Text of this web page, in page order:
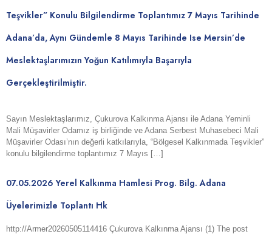
Teşvikler” Konulu Bilgilendirme Toplantımız 7 Mayıs Tarihinde
Adana’da, Aynı Gündemle 8 Mayıs Tarihinde Ise Mersin’de
Meslektaşlarımızın Yoğun Katılımıyla Başarıyla
Gerçekleştirilmiştir.
Sayın Meslektaşlarımız, Çukurova Kalkınma Ajansı ile Adana Yeminli
Mali Müşavirler Odamız iş birliğinde ve Adana Serbest Muhasebeci Mali
Müşavirler Odası’nın değerli katkılarıyla, “Bölgesel Kalkınmada Teşvikler”
konulu bilgilendirme toplantımız 7 Mayıs […]
07.05.2026 Yerel Kalkınma Hamlesi Prog. Bilg. Adana
Üyelerimizle Toplantı Hk
http://Armer20260505114416 Çukurova Kalkınma Ajansı (1) The post